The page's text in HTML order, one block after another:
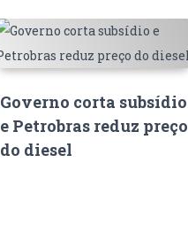
Governo corta subsídio
e Petrobras reduz preço
do diesel